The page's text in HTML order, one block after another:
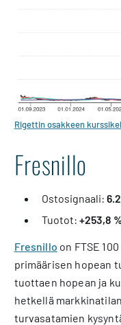
Rigettin osakkeen
Fresnillo
Ostosignaali:
Tuotot: +253,8
Fresnillo on FTSE
primäärisen hopean
tuottaen hopean ja
hetkellä
turvasatamien